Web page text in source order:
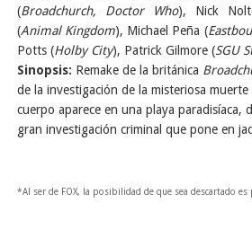
(Broadchurch, Doctor Who), Nick
(Animal Kingdom), Michael Peña (
Potts (Holby City), Patrick Gilmore (SGU
Sinopsis: Remake de la británica
de la investigación de la misteriosa
cuerpo aparece en una playa paradisíaca,
gran investigación criminal que pone en
*Al ser de FOX, la posibilidad de que sea descartado es